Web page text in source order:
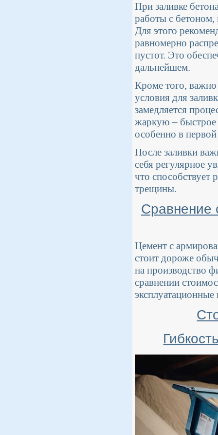
При заливке
работы с
Для этого
равномерно
пустот. Это
дальнейшем.
Кроме того,
условия для
замедляется
жаркую – быстрое
особенно в
После заливки
себя регулярное
что способствует
трещины.
Сравнение
Цемент с
стоит дороже
на производство
сравнении